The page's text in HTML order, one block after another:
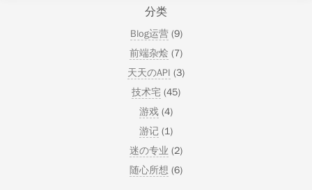
分类
Blog运营(9)
前端杂烩 (7)
天天のAPI (3)
技术宅 (45)
游戏 (4)
游记 (1)
迷の专业 (2)
随心所想 (6)